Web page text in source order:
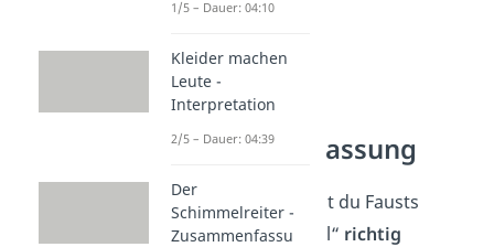
Faust
Zusammenfassung
Klasse! Jetzt kannst du Fausts
„Prolog im Himmel“ richtig
1/5 – Dauer: 04:10
Kleider machen
Leute -
Interpretation
2/5 – Dauer: 04:39
Der
Schimmelreiter -
Zusammenfassu